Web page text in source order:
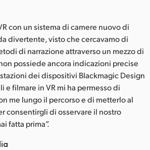
con un sistema di camere nuovo di
divertente, visto che cercavamo di
di narrazione attraverso un mezzo di
possiede ancora indicazioni precise
dei dispositivi Blackmagic Design
e filmare in VR mi ha permesso di
me lungo il percorso e di metterlo al
consentirgli di osservare il nostro
fatta prima”.